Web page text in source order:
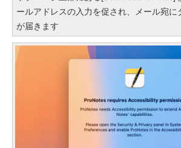
ールアドレスの入力を促され、メール宛に
が届きます